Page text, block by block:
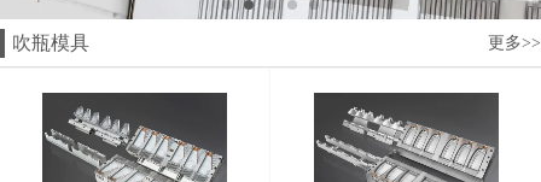
吹瓶模具 更多>>